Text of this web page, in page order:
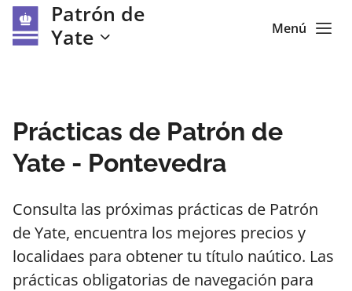
Patrón de
Yate
Menú
Prácticas de Patrón de
Yate - Pontevedra
Consulta las próximas prácticas de Patrón
de Yate, encuentra los mejores precios y
localidaes para obtener tu título naútico. Las
prácticas obligatorias de navegación para